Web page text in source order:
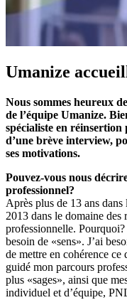
Umanize
Nous sommes heureux
de l’équipe Umanize.
spécialiste en réinsertion
d’une brève interview,
ses motivations.
Pouvez-vous nous
professionnel?
Après plus de 13 ans
2013 dans le domaine des
professionnelle.
besoin de «sens». J’ai
de mettre en cohérence ce
guidé mon parcours
plus «sages», ainsi que
individuel et d’équipe,